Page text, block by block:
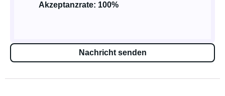
Akzeptanzrate: 100%
Nachricht senden